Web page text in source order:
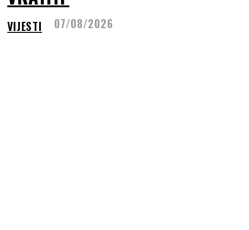
VIJESTI 07/08/2026